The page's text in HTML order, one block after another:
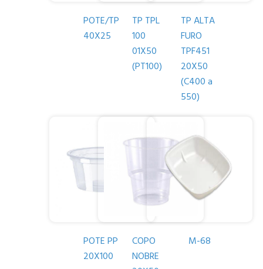
POTE/TP
40X25
TP TPL
100
01X50
(PT100)
TP ALTA
FURO
TPF451
20X50
(C400 a
550)
POTE PP
20X100
COPO
NOBRE
M-68